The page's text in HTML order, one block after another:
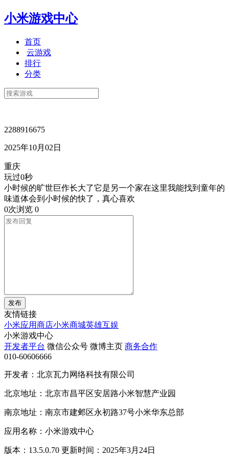
小米游戏中心
首页
云游戏
排行
分类
2288916675
2025年10月02日
重庆
玩过0秒
小时候的旷世巨作长大了它是另一个家在这里我能找到童年的
味道体会到小时候的快了，真心喜欢
0次浏览 0
发布
友情链接
小米应用商店小米商城英雄互娱
小米游戏中心
开发者平台 微信公众号 微博主页 商务合作
010-60606666
开发者：北京瓦力网络科技有限公司
北京地址：北京市昌平区安居路小米智慧产业园
南京地址：南京市建邺区永初路37号小米华东总部
应用名称：小米游戏中心
版本：13.5.0.70 更新时间：2025年3月24日